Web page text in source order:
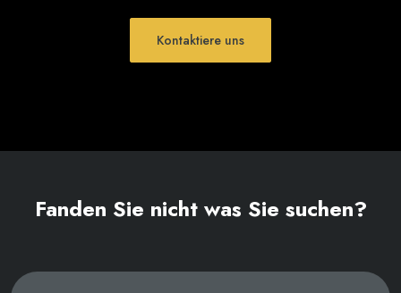
Kontaktiere uns
Fanden Sie nicht was Sie suchen?